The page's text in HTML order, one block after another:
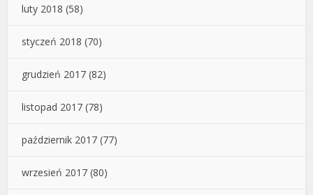
luty 2018 (58)
styczeń 2018 (70)
grudzień 2017 (82)
listopad 2017 (78)
październik 2017 (77)
wrzesień 2017 (80)